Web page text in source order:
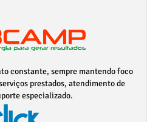
constante, sempre mantendo foco
prestados, atendimento de
especializado.